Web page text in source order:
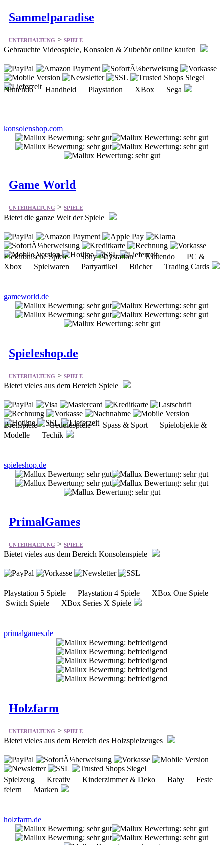
Sammelparadise
UNTERHALTUNG > SPIELE
Gebrauchte Videospiele, Konsolen & Zubehör online kaufen
Nintendo Handheld Playstation XBox Sega
konsolenshop.com
Game World
UNTERHALTUNG > SPIELE
Bietet die ganze Welt der Spiele
Elektronische Spiele Sony Playstation Nintendo PC &
Xbox Spielwaren Partyartikel Bücher Trading Cards
gameworld.de
Spieleshop.de
UNTERHALTUNG > SPIELE
Bietet vieles aus dem Bereich Spiele
Brettspiele Geduldspiele Spass & Sport Spielobjekte &
Modelle Techik
spieleshop.de
PrimalGames
UNTERHALTUNG > SPIELE
Bietet vieles aus dem Bereich Konsolenspiele
Playstation 5 Spiele Playstation 4 Spiele XBox One Spiele
Switch Spiele XBox Series X Spiele
primalgames.de
Holzfarm
UNTERHALTUNG > SPIELE
Bietet vieles aus dem Bereich des Holzspielzeuges
Spielzeug Kreativ Kinderzimmer & Deko Baby Feste
feiern Marken
holzfarm.de